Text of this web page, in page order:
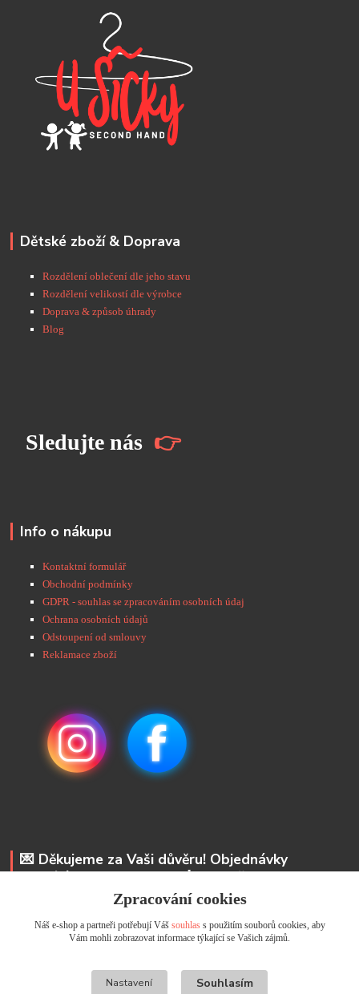
Dětské zboží & Doprava
Rozdělení oblečení dle jeho stavu
Rozdělení velikostí dle výrobce
Doprava & způsob úhrady
Blog
Sledujte nás 👉
Info o nákupu
Kontaktní formulář
Obchodní podmínky
GDPR - souhlas se zpracováním osobních údaj
Ochrana osobních údajů
Odstoupení od smlouvy
Reklamace zboží
💌 Děkujeme za Vaši důvěru! Objednávky
odesíláme do 48 hodin. 📩 Na vaše e-maily
odpovíme do 24 hodin.
Andrea Kyselová DiS.
+ 420 737 352 681
Zpracování cookies
Náš e-shop a partneři potřebují Váš souhlass použitím souborů cookies, aby
Vám mohli zobrazovat informace týkající se Vašich zájmů.
Nastavení Souhlasím